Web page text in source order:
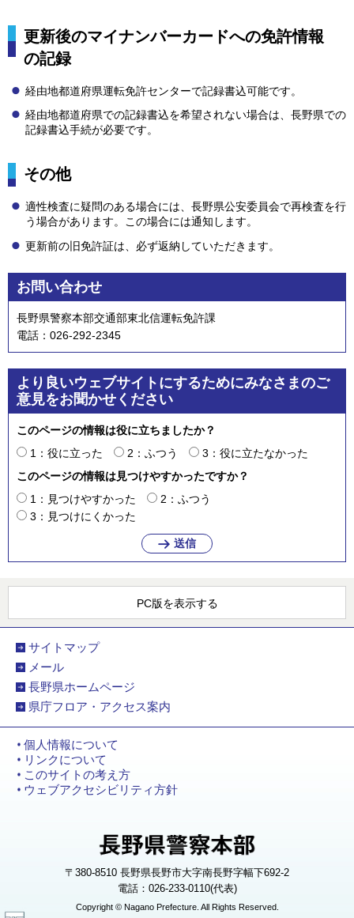
更新後のマイナンバーカードへの免許情報
の記録
経由地都道府県運転免許センターで記録書込可能です。
経由地都道府県での記録書込を希望されない場合は、長野県での
記録書込手続が必要です。
その他
適性検査に疑問のある場合には、長野県公安委員会で再検査を行
う場合があります。この場合には通知します。
更新前の旧免許証は、必ず返納していただきます。
お問い合わせ
長野県警察本部交通部東北信運転免許課
電話：026-292-2345
より良いウェブサイトにするためにみなさまのご
意見をお聞かせください
このページの情報は役に立ちましたか？
1：役に立った
2：ふつう
3：役に立たなかった
このページの情報は見つけやすかったですか？
1：見つけやすかった
2：ふつう
3：見つけにくかった
PC版を表示する
サイトマップ
メール
長野県ホームページ
県庁フロア・アクセス案内
個人情報について
リンクについて
このサイトの考え方
ウェブアクセシビリティ方針
〒380-8510 長野県長野市大字南長野字幅下692-2
電話：026-233-0110(代表)
Copyright © Nagano Prefecture. All Rights Reserved.